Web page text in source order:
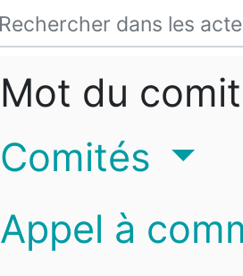
Mot du
Comités
Appel à